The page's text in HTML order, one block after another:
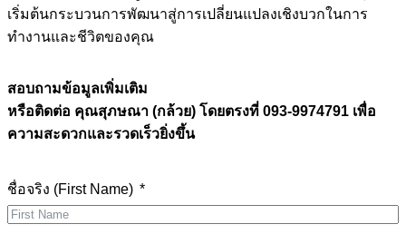
เริ่มต้นกระบวนการพัฒนาสู่การเปลี่ยนแปลงเชิงบวกในการ
ทำงานและชีวิตของคุณ
สอบถามข้อมูลเพิ่มเติม
หรือติดต่อ คุณสุภษณา (กล้วย) โดยตรงที่ 093-9974791 เพื่อ
ความสะดวกและรวดเร็วยิ่งขึ้น
ชื่อจริง (First Name)